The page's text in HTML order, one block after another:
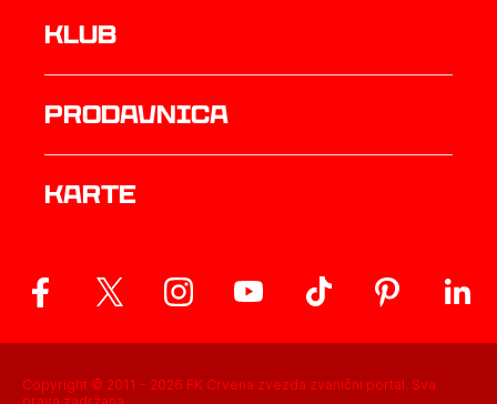
Klub
prodavnica
Karte
Copyright © 2011 - 2026 FK Crvena zvezda zvanični portal. Sva